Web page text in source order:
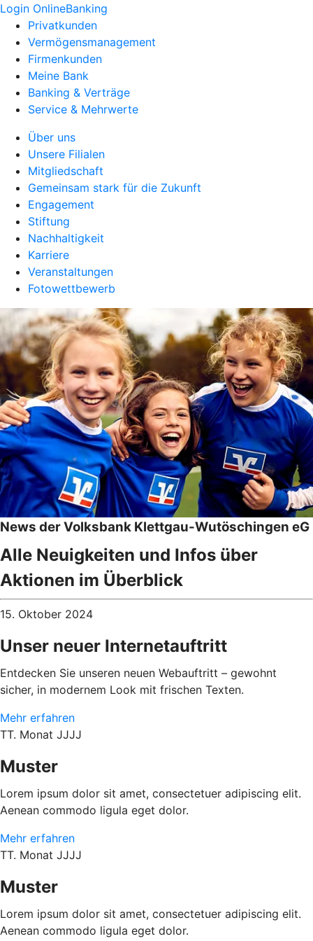
Login OnlineBanking
Privatkunden
Vermögensmanagement
Firmenkunden
Meine Bank
Banking & Verträge
Service & Mehrwerte
Über uns
Unsere Filialen
Mitgliedschaft
Gemeinsam stark für die Zukunft
Engagement
Stiftung
Nachhaltigkeit
Karriere
Veranstaltungen
Fotowettbewerb
News der Volksbank Klettgau-Wutöschingen eG
Alle Neuigkeiten und Infos über
Aktionen im Überblick
15. Oktober 2024
Unser neuer Internetauftritt
Entdecken Sie unseren neuen Webauftritt – gewohnt
sicher, in modernem Look mit frischen Texten.
Mehr erfahren
TT. Monat JJJJ
Muster
Lorem ipsum dolor sit amet, consectetuer adipiscing elit.
Aenean commodo ligula eget dolor.
Mehr erfahren
TT. Monat JJJJ
Muster
Lorem ipsum dolor sit amet, consectetuer adipiscing elit.
Aenean commodo ligula eget dolor.